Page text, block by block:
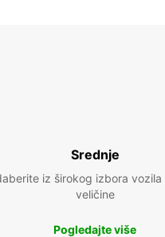
Srednje
iz širokog izbora vozila
veličine
Pogledajte više